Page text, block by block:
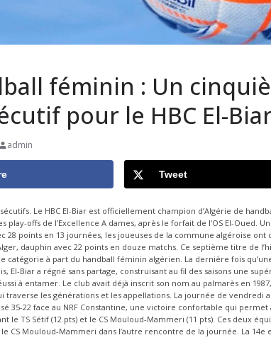
féminin : Un
pour le HBC El-
admin
Tweet
Le HBC El-Biar est officiellement champion d’Algérie de
play-offs de l’Excellence A dames, après le forfait de l’OS El-Oued.
28 points en 13 journées, les joueuses de la commune algéroise
dauphin avec 22 points en douze matchs. Ce septième titre de
catégorie à part du handball féminin algérien. La dernière fois
El-Biar a régné sans partage, construisant au fil des saisons une
à entamer. Le club avait déjà inscrit son nom au palmarès en
traverse les générations et les appellations. La journée de vendredi
35-22 face au NRF Constantine, une victoire confortable qui
le TS Sétif (12 pts) et le CS Mouloud-Mammeri (11 pts). Ces deux
CS Mouloud-Mammeri dans l’autre rencontre de la journée. La